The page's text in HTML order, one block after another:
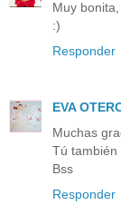
Muy
:)
Responder
EVA
Muchas
Tú también
Bss
Responder